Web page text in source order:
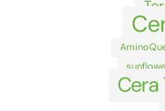
Cera